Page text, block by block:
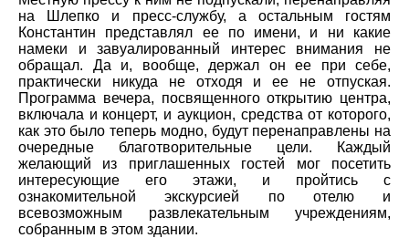
на Шлепко и пресс-службу, а остальным гостям
Константин представлял ее по имени, и ни какие
намеки и завуалированный интерес внимания не
обращал. Да и, вообще, держал он ее при себе,
практически никуда не отходя и ее не отпуская.
Программа вечера, посвященного открытию центра,
включала и концерт, и аукцион, средства от которого,
как это было теперь модно, будут перенаправлены на
очередные благотворительные цели. Каждый
желающий из приглашенных гостей мог посетить
интересующие его этажи, и пройтись с
ознакомительной экскурсией по отелю и
всевозможным развлекательным учреждениям,
собранным в этом здании.